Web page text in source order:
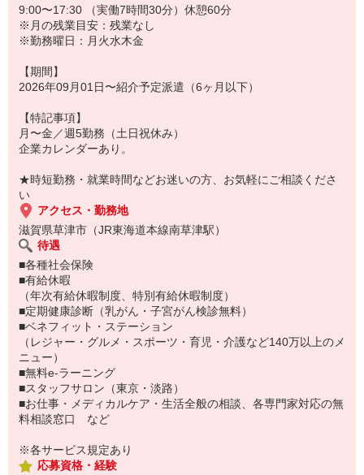
＊土日祝休み・年末年始休暇ありでワークライフバランスも◎
＊自然科学系研究の最前線に触れることができます
＊ご興味のある方是非エントリーお待ちしております！
（お仕事番号：600117273101）
雇用形態／契約社員(有期)
入社予定時期／3〜6ヵ月後
給与形態／月給制
賞与／年2回
休暇制度／夏季休暇、年末年始、有給休暇、慶弔休暇
待遇など／通勤手当、残業手当、社会保険完備
上記は、紹介時に明示される労働条件の内容と異なる場合がありま
す。
9:00〜17:30 （実働7時間30分）休憩60分
※月の残業目安：残業なし
※勤務曜日：月火水木金
【期間】
2026年09月01日〜紹介予定派遣（6ヶ月以下）
【特記事項】
月〜金／週5勤務（土日祝休み）
企業カレンダーあり。
★時短勤務・就業時間などお迷いの方、お気軽にご相談くださ
い
アクセス・勤務地
滋賀県草津市（JR東海道本線南草津駅）
待遇
■各種社会保険
■有給休暇
（年次有給休暇制度、特別有給休暇制度）
■定期健康診断（乳がん・子宮がん検診無料）
■ベネフィット・ステーション
（レジャー・グルメ・スポーツ・育児・介護など140万以上のメ
ニュー）
■無料e-ラーニング
■スタッフサロン（東京・淡路）
■お仕事・メディカルケア・生活全般の相談、各専門家対応の無
料相談窓口 など
※各サービス規定あり
応募資格・経験